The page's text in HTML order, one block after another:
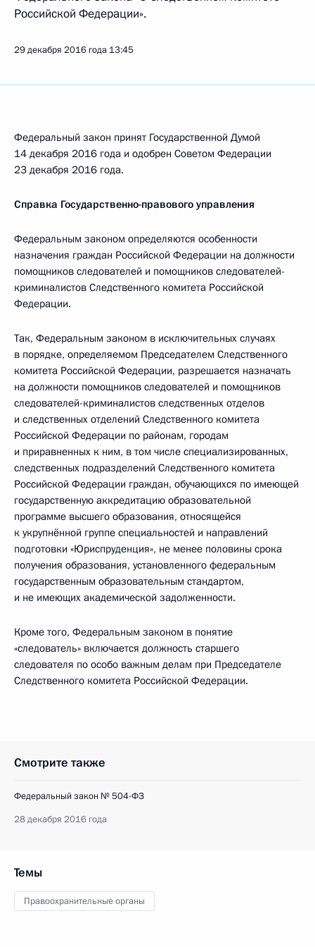
Российской Федерации».
29 декабря 2016 года 13:45
Федеральный закон принят Государственной Думой
14 декабря 2016 года и одобрен Советом Федерации
23 декабря 2016 года.
Справка Государственно-правового управления
Федеральным законом определяются особенности
назначения граждан Российской Федерации на должности
помощников следователей и помощников следователей-
криминалистов Следственного комитета Российской
Федерации.
Так, Федеральным законом в исключительных случаях
в порядке, определяемом Председателем Следственного
комитета Российской Федерации, разрешается назначать
на должности помощников следователей и помощников
следователей-криминалистов следственных отделов
и следственных отделений Следственного комитета
Российской Федерации по районам, городам
и приравненных к ним, в том числе специализированных,
следственных подразделений Следственного комитета
Российской Федерации граждан, обучающихся по имеющей
государственную аккредитацию образовательной
программе высшего образования, относящейся
к укрупнённой группе специальностей и направлений
подготовки «Юриспруденция», не менее половины срока
получения образования, установленного федеральным
государственным образовательным стандартом,
и не имеющих академической задолженности.
Кроме того, Федеральным законом в понятие
«следователь» включается должность старшего
следователя по особо важным делам при Председателе
Следственного комитета Российской Федерации.
Смотрите также
Федеральный закон № 504-ФЗ
28 декабря 2016 года
Темы
Правоохранительные органы